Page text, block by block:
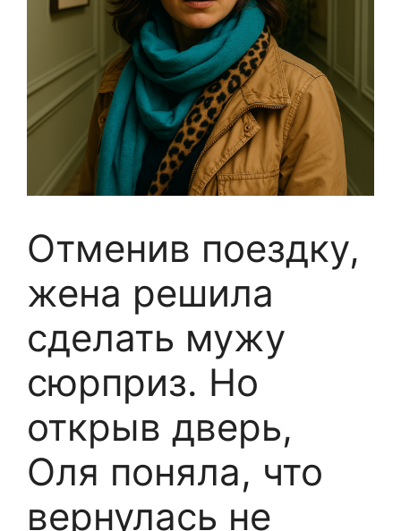
Отменив поездку,
жена решила
сделать мужу
сюрприз. Но
открыв дверь,
Оля поняла, что
вернулась не